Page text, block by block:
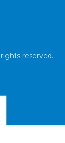
reserved.